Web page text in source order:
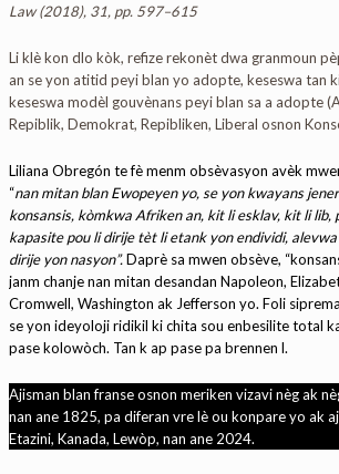
Law (2018), 31, pp. 597–615
Li klè kon dlo kòk, refize rekonèt dwa granmoun
an se yon atitid peyi blan yo adopte, keseswa tan
keseswa modèl gouvènans peyi blan sa a adopte
Repiblik, Demokrat, Repibliken, Liberal osnon
Liliana Obregón te fè menm obsèvasyon avèk
“nan mitan blan Ewopeyen yo, se yon kwayans
konsansis, kòmkwa Afriken an, kit li esklav, kit li lib,
kapasite pou li dirije tèt li etank yon endividi,
dirije yon nasyon”.Daprè sa mwen obsève,
janm chanje nan mitan desandan Napoleon,
Cromwell, Washington ak Jefferson yo. Foli
se yon ideyoloji ridikil ki chita sou enbesilite total
pase kolowòch. Tan k ap pase pa brennen l.
Ajisman blan franse osnon meriken vizavi nèg ak
nan ane 1825, pa diferan vre lè ou konpare yo ak
Etazini, Kanada, Lewòp, nan ane 2024.